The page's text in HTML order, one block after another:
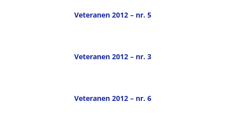
Veteranen 2012 – nr. 5
Veteranen 2012 – nr. 3
Veteranen 2012 – nr. 6